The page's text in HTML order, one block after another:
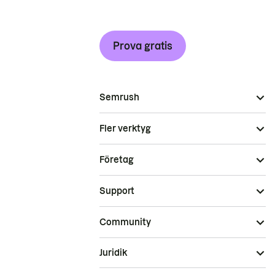
Prova gratis
Semrush
Fler verktyg
Företag
Support
Community
Juridik